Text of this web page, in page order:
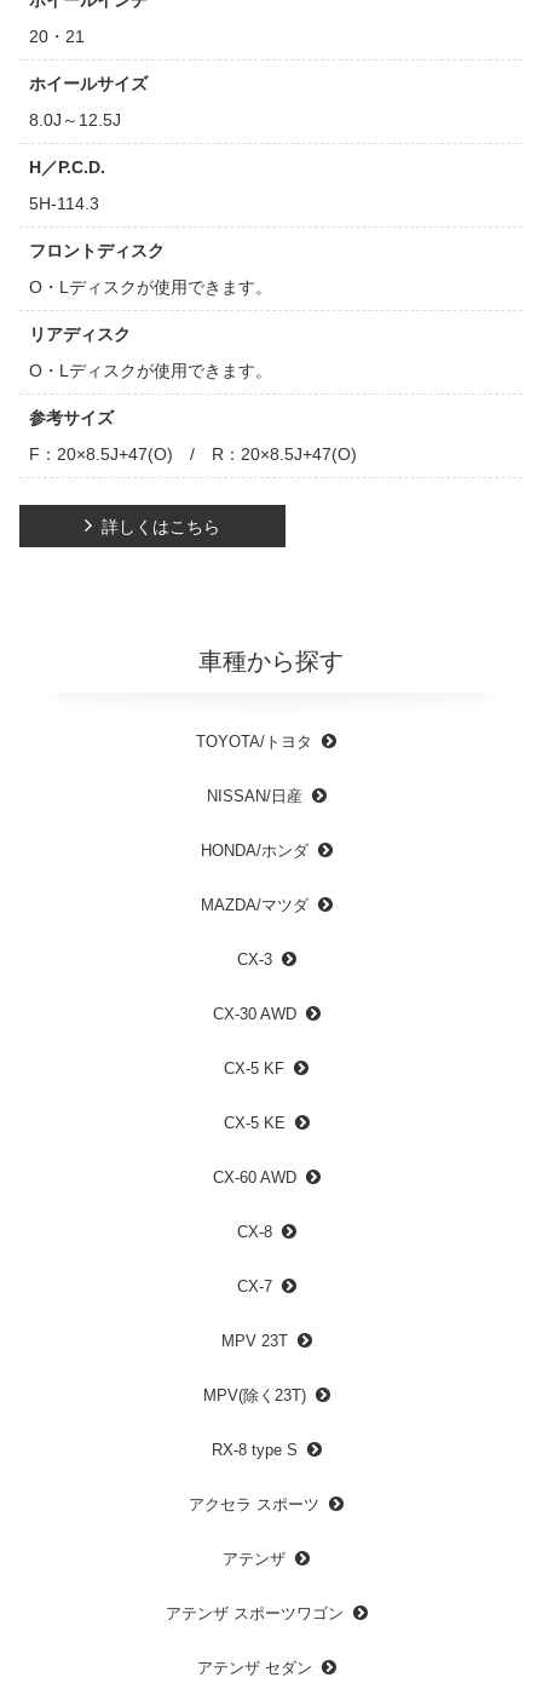
20・21
ホイールサイズ
8.0J～12.5J
H／P.C.D.
5H-114.3
フロントディスク
O・Lディスクが使用できます。
リアディスク
O・Lディスクが使用できます。
参考サイズ
F：20×8.5J+47(O) / R：20×8.5J+47(O)
詳しくはこちら
車種から探す
TOYOTA/トヨタ
NISSAN/日産
HONDA/ホンダ
MAZDA/マツダ
CX-3
CX-30 AWD
CX-5 KF
CX-5 KE
CX-60 AWD
CX-8
CX-7
MPV 23T
MPV(除く23T)
RX-8 type S
アクセラ スポーツ
アテンザ
アテンザ スポーツワゴン
アテンザ セダン